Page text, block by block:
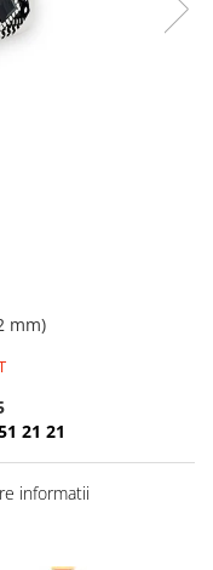
mm)
21 21
informatii